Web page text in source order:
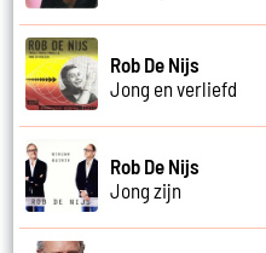
Rob De Nijs
Jong en verliefd
Rob De Nijs
Jong zijn